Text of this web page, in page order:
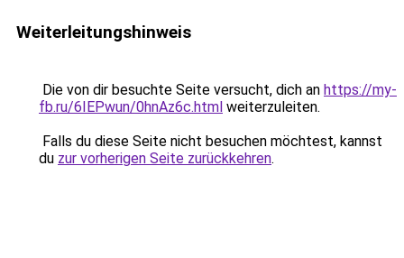
Weiterleitungshinweis
Die von dir besuchte Seite versucht, dich an https://my-
fb.ru/6IEPwun/0hnAz6c.html weiterzuleiten.
Falls du diese Seite nicht besuchen möchtest, kannst
du zur vorherigen Seite zurückkehren.